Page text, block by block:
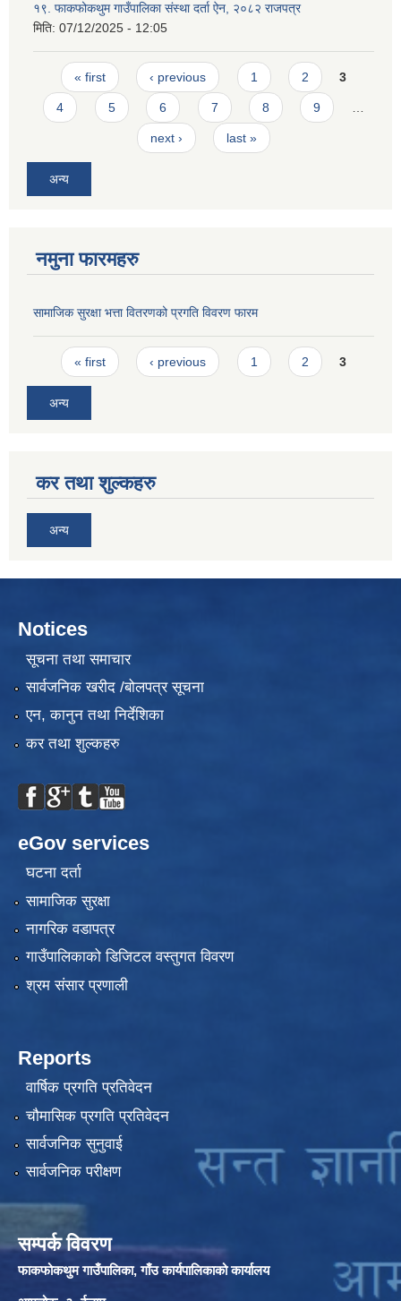
१९. फाकफोकथुम गाउँपालिका संस्था दर्ता ऐन, २०८२ राजपत्र
मिति: 07/12/2025 - 12:05
Pages
« first ‹ previous 1 2 3
4 5 6 7 8 9
next › last »
अन्य
नमुना फारमहरु
सामाजिक सुरक्षा भत्ता वितरणको प्रगति विवरण फारम
Pages
« first ‹ previous 1 2 3
अन्य
कर तथा शुल्कहरु
अन्य
Notices
सूचना तथा समाचार
सार्वजनिक खरीद /बोलपत्र सूचना
एन, कानुन तथा निर्देशिका
कर तथा शुल्कहरु
eGov services
घटना दर्ता
सामाजिक सुरक्षा
नागरिक वडापत्र
गाउँपालिकाको डिजिटल वस्तुगत विवरण
श्रम संसार प्रणाली
Reports
वार्षिक प्रगति प्रतिवेदन
चौमासिक प्रगति प्रतिवेदन
सार्वजनिक सुनुवाई
सार्वजनिक परीक्षण
सम्पर्क विवरण
फाकफोकथुम गाउँपालिका, गाँउ कार्यपालिकाको कार्यालय